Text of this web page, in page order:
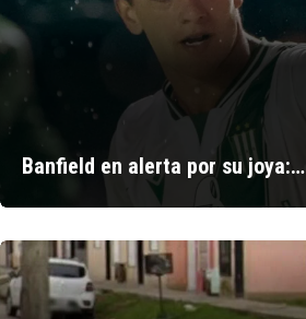
Banfield en alerta por su joya:…